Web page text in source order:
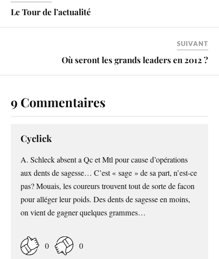
Le Tour de l’actualité
SUIVANT
Où seront les grands leaders en 2012 ?
9 Commentaires
Cyclick
A. Schleck absent a Qc et Mtl pour cause d’opérations
aux dents de sagesse… C’est « sage » de sa part, n’est-ce
pas? Mouais, les coureurs trouvent tout de sorte de facon
pour alléger leur poids. Des dents de sagesse en moins,
on vient de gagner quelques grammes…
0 0